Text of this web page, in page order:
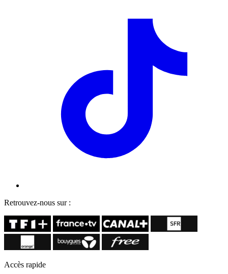
Retrouvez-nous sur :
Accès rapide